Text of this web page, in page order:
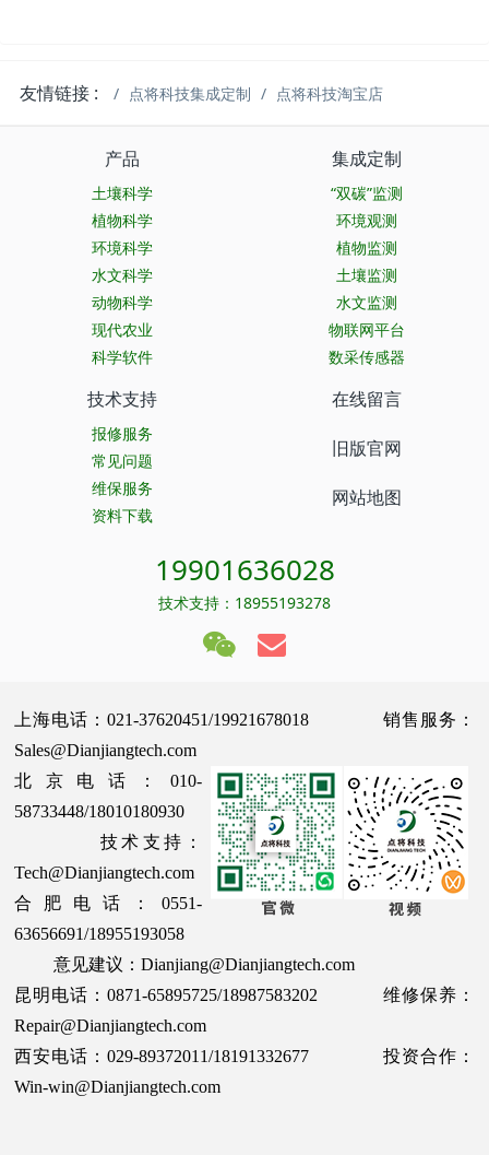
友情链接 : 点将科技集成定制 点将科技淘宝店
产品
土壤科学
植物科学
环境科学
水文科学
动物科学
现代农业
科学软件
集成定制
“双碳”监测
环境观测
植物监测
土壤监测
水文监测
物联网平台
数采传感器
技术支持
报修服务
常见问题
维保服务
资料下载
在线留言
旧版官网
网站地图
19901636028
技术支持：18955193278
上海电话：021-37620451/19921678018 销售服务：
Sales@Dianjiangtech.com
北京电话：010-
58733448/18010180930
技术支持：
Tech@Dianjiangtech.com
合肥电话：0551-
63656691/18955193058
意见建议：Dianjiang@Dianjiangtech.com
昆明电话：0871-65895725/18987583202 维修保养：
Repair@Dianjiangtech.com
西安电话：029-89372011/18191332677 投资合作：
Win-win@Dianjiangtech.com